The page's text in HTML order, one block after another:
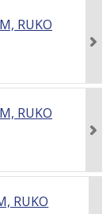
RUKO
RUKO
RUKO